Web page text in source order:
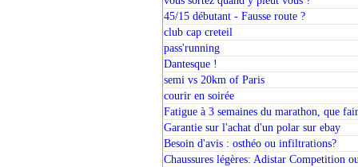
45/15 débutant - Fausse route ?
club cap creteil
pass'running
Dantesque !
semi vs 20km of Paris
courir en soirée
Fatigue à 3 semaines du marathon, que
Garantie sur l'achat d'un polar sur ebay
Besoin d'avis : osthéo ou infiltrations?
Chaussures légères: Adistar Competition